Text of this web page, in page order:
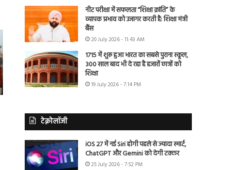
नीट परीक्षा में सफलता “शिक्षा क्रांति” के
व्यापक प्रभाव को उजागर करती है: शिक्षा मंत्री
बैंस
20 July 2026 - 11:43 AM
1715 में शुरू हुआ भारत का सबसे पुराना स्कूल,
300 साल बाद भी दे रहा है हजारों छात्रों को
शिक्षा
19 July 2026 - 7:14 PM
टेक्नोलॉजी
iOS 27 में नई Siri होगी पहले से ज्यादा स्मार्ट,
ChatGPT और Gemini को देगी टक्कर
25 July 2026 - 7:52 PM